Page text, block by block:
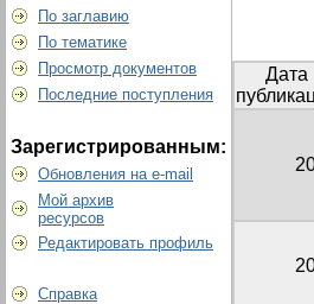
По заглавию
По тематике
Просмотр документов
Последние поступления
Зарегистрированным:
Обновления на e-mail
Мой архив
ресурсов
Редактировать профиль
Справка
Дата